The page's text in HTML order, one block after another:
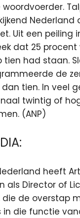
woordvoerder.
Nederland
Uit een peiling
dat 25 procent
tien had staan.
de
tien. In veel
twintig of
(ANP)
heeft
als Director of
de overstap
in die functie